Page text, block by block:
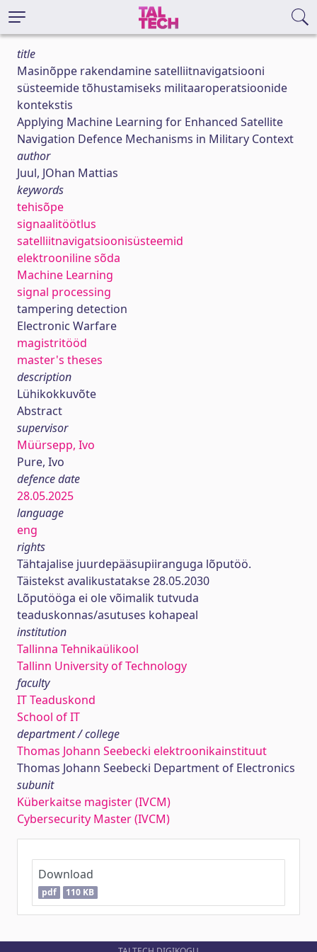
title
Masinõppe rakendamine satelliitnavigatsiooni
süsteemide tõhustamiseks militaaroperatsioonide
kontekstis
Applying Machine Learning for Enhanced Satellite
Navigation Defence Mechanisms in Military Context
author
Juul, JOhan Mattias
keywords
tehisõpe
signaalitöötlus
satelliitnavigatsioonisüsteemid
elektrooniline sõda
Machine Learning
signal processing
tampering detection
Electronic Warfare
magistritööd
master's theses
description
Lühikokkuvõte
Abstract
supervisor
Müürsepp, Ivo
Pure, Ivo
defence date
28.05.2025
language
eng
rights
Tähtajalise juurdepääsupiiranguga lõputöö.
Täistekst avalikustatakse 28.05.2030
Lõputööga ei ole võimalik tutvuda
teaduskonnas/asutuses kohapeal
institution
Tallinna Tehnikaülikool
Tallinn University of Technology
faculty
IT Teaduskond
School of IT
department / college
Thomas Johann Seebecki elektroonikainstituut
Thomas Johann Seebecki Department of Electronics
subunit
Küberkaitse magister (IVCM)
Cybersecurity Master (IVCM)
Download
pdf 110 KB